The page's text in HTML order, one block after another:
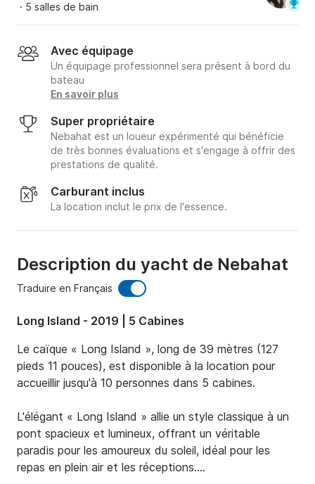
· 5 salles de bain
Avec équipage
Un équipage professionnel sera présent à bord du
bateau
En savoir plus
Super propriétaire
Nebahat est un loueur expérimenté qui bénéficie
de très bonnes évaluations et s'engage à offrir des
prestations de qualité.
Carburant inclus
La location inclut le prix de l'essence.
Description du yacht de Nebahat
Traduire en Français
Long Island - 2019 | 5 Cabines
Le caïque « Long Island », long de 39 mètres (127
pieds 11 pouces), est disponible à la location pour
accueillir jusqu'à 10 personnes dans 5 cabines.
L'élégant « Long Island » allie un style classique à un
pont spacieux et lumineux, offrant un véritable
paradis pour les amoureux du soleil, idéal pour les
repas en plein air et les réceptions.